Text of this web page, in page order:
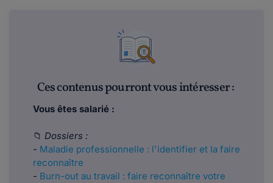
Ces contenus pourront vous intéresser :
Vous êtes salarié :
📁 Dossiers :
- Maladie professionnelle : l'identifier et la faire
reconnaître
- Burn-out au travail : faire reconnaître votre